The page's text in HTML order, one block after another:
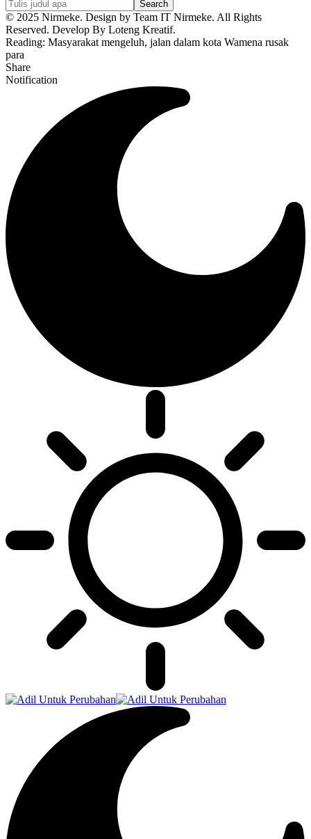
© 2025 Nirmeke. Design by Team IT Nirmeke. All Rights
Reserved. Develop By Loteng Kreatif.
Reading: Masyarakat mengeluh, jalan dalam kota Wamena rusak
para
Share
Notification